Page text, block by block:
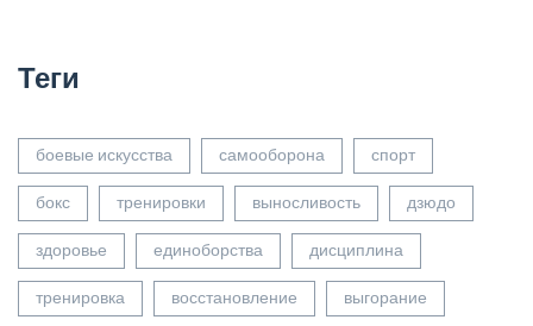
Теги
боевые искусства самооборона
спорт
бокс
тренировки выносливость
дзюдо
здоровье
единоборства
дисциплина
тренировка
восстановление
выгорание